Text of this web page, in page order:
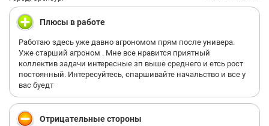
Плюсы в работе
Работаю здесь уже давно агрономом прям после универа.
Уже старший агроном . Мне все нравится приятный
коллектив задачи интересные зп выше среднего и етсь рост
постоянный. Интересуйтесь, спаршивайте начальство и все у
вас буедт
Отрицательные стороны